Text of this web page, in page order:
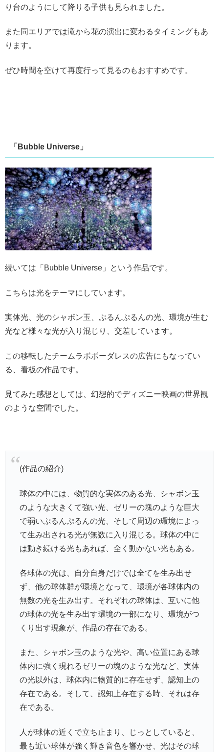
り台のようにして降りる子供も見られました。
また同エリアでは滝から花の演出に変わるタイミングもあ
ります。
ぜひ時間を空けて再度行って見るのもおすすめです。
「Bubble Universe」
続いては「Bubble Universe」という作品です。
こちらは光をテーマにしています。
実体光、光のシャボン玉、ぷるんぷるんの光、環境が生む
光など様々な光が入り混じり、交差しています。
この移転したチームラボボーダレスの広告にもなってい
る、看板の作品です。
見てみた感想としては、幻想的でディズニー映画の世界観
のような空間でした。
(作品の紹介)
球体の中には、物質的な実体のある光、シャボン玉
のような大きくて強い光、ゼリーの塊のような巨大
で弱いぷるんぷるんの光、そして周辺の環境によっ
て生み出される光が無数に入り混じる。球体の中に
は動き続ける光もあれば、全く動かない光もある。
各球体の光は、自分自身だけでは全てを生み出せ
ず、他の球体群が環境となって、環境が各球体内の
無数の光を生み出す。それぞれの球体は、互いに他
の球体の光を生み出す環境の一部になり、環境がつ
くり出す現象が、作品の存在である。
また、シャボン玉のような光や、高い位置にある球
体内に強く現れるゼリーの塊のような光など、実体
の光以外は、球体内に物質的に存在せず、認知上の
存在である。そして、認知上存在する時、それは存
在である。
人が球体の近くで立ち止まり、じっとしていると、
最も近い球体が強く輝き音色を響かせ、光はその球